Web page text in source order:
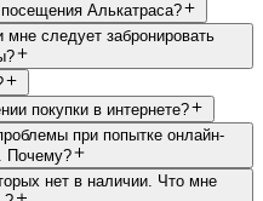
Алькатраса?
следует забронировать
покупки в интернете?
при попытке онлайн-
Почему?
нет в наличии. Что мне